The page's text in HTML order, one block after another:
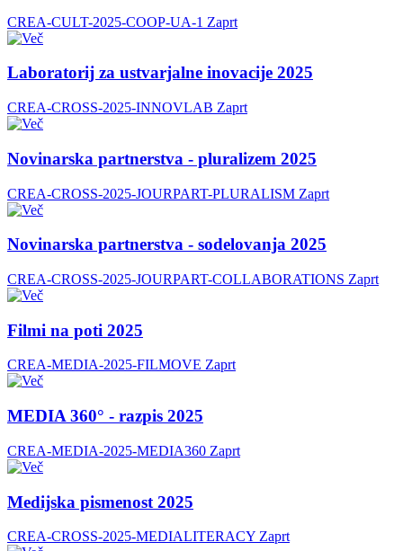
CREA-CULT-2025-COOP-UA-1 Zaprt
Laboratorij za ustvarjalne inovacije 2025
CREA-CROSS-2025-INNOVLAB Zaprt
Novinarska partnerstva - pluralizem 2025
CREA-CROSS-2025-JOURPART-PLURALISM Zaprt
Novinarska partnerstva - sodelovanja 2025
CREA-CROSS-2025-JOURPART-COLLABORATIONS Zaprt
Filmi na poti 2025
CREA-MEDIA-2025-FILMOVE Zaprt
MEDIA 360° - razpis 2025
CREA-MEDIA-2025-MEDIA360 Zaprt
Medijska pismenost 2025
CREA-CROSS-2025-MEDIALITERACY Zaprt